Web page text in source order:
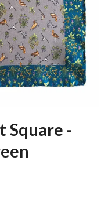
Square -